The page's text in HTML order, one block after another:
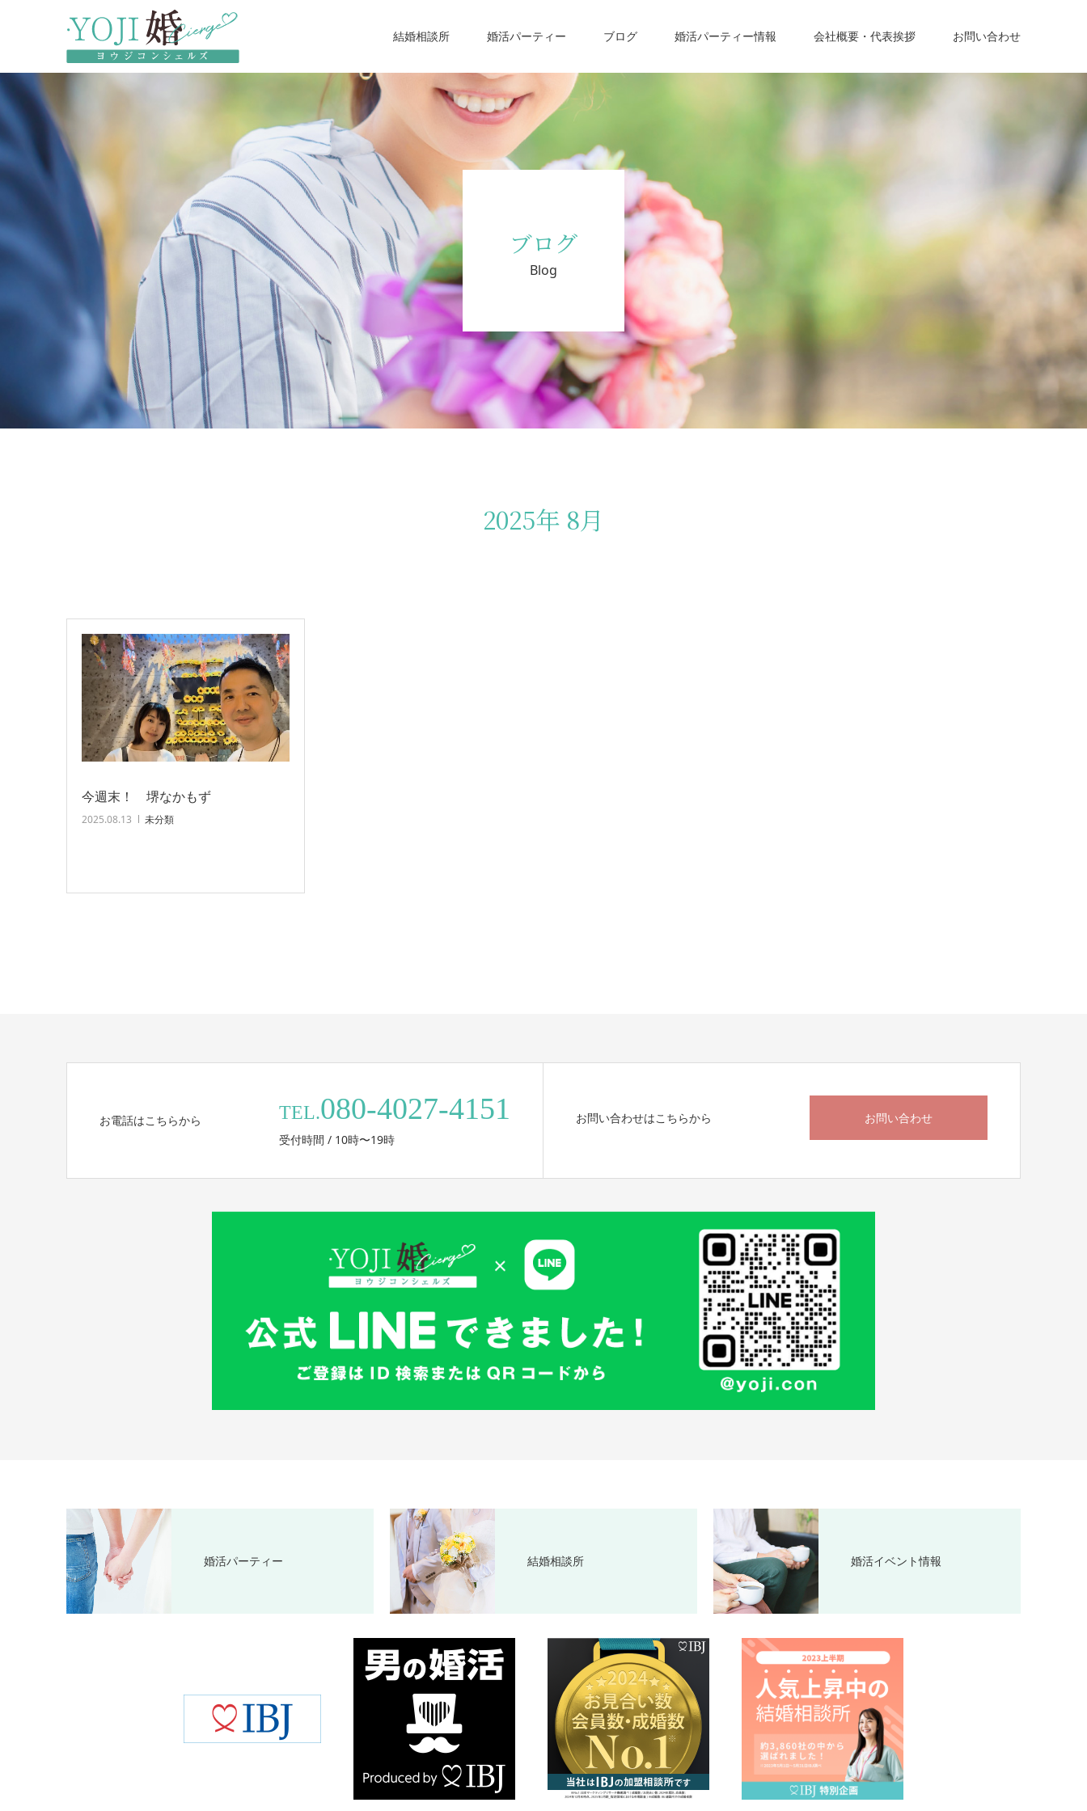
結婚相談所 婚活パーティー ブログ 婚活パーティー情報 会社概要・代表挨拶 お問い合わせ
ブログ
Blog
2025年 8月
今週末！ 堺なかもず
2025.08.13 未分類
お電話はこちらから TEL.080-4027-4151
受付時間 / 10時〜19時
お問い合わせはこちらから お問い合わせ
婚活パーティー 結婚相談所 婚活イベント情報